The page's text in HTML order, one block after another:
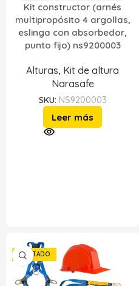
Kit constructor (arnés
multipropósito 4 argollas,
eslinga con absorbedor,
punto fijo) ns9200003
Alturas, Kit de altura
Narasafe
SKU: NS9200003
Leer más
AGOTADO